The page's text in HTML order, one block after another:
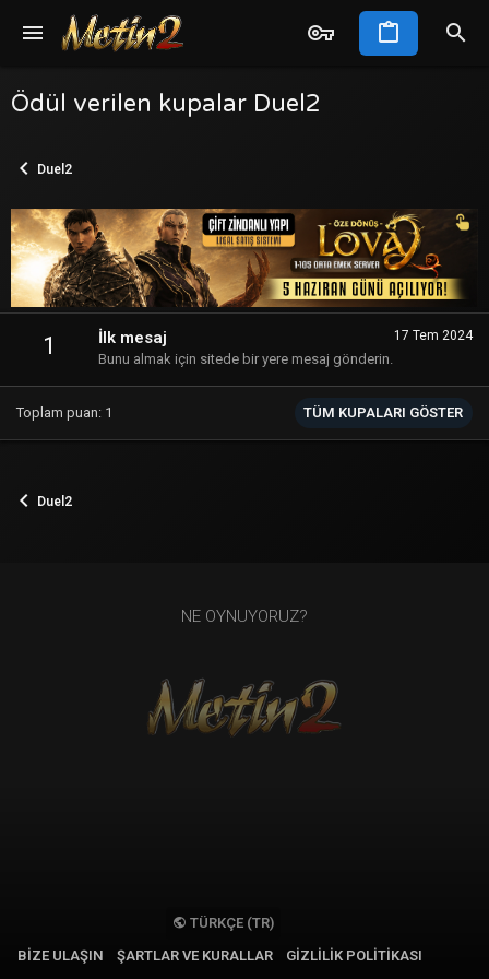
Ödül verilen kupalar Duel2
Duel2
1 17 Tem 2024
İlk mesaj
Bunu almak için sitede bir yere mesaj gönderin.
Toplam puan: 1 TÜM KUPALARI GÖSTER
Duel2
NE OYNUYORUZ?
TÜRKÇE (TR)
BIZE ULAŞIN
ŞARTLAR VE KURALLAR GIZLILIK POLITIKASI